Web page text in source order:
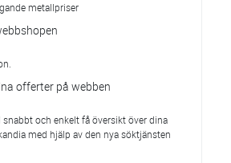
metallpriser
offerter på webben
och enkelt få översikt över dina
med hjälp av den nya söktjänsten